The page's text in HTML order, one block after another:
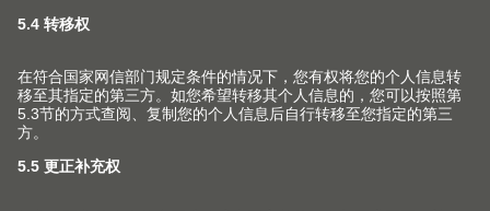
关注Blum 百隆社交媒体账号 获取更多信